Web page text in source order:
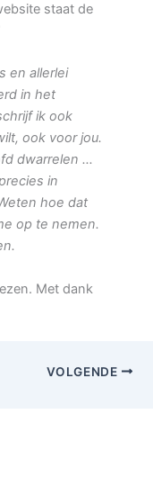
staat de
en allerlei
in het
ik ook
ook voor jou.
dwarrelen …
in
hoe dat
op te nemen.
Met dank
VOLGENDE